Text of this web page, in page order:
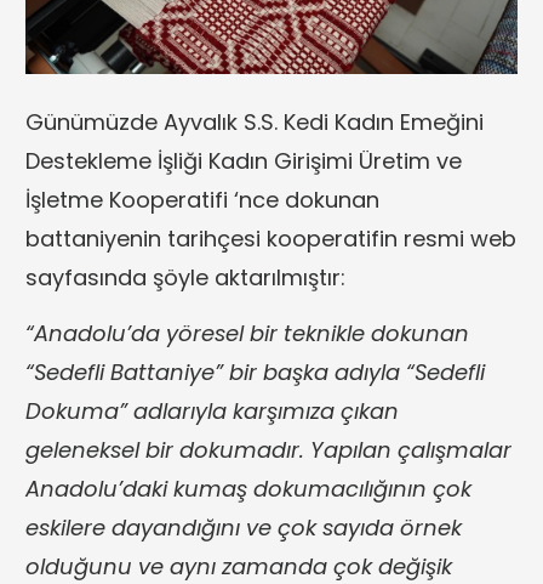
Günümüzde Ayvalık S.S. Kedi Kadın Emeğini
Destekleme İşliği Kadın Girişimi Üretim ve
İşletme Kooperatifi ‘nce dokunan
battaniyenin tarihçesi kooperatifin resmi web
sayfasında şöyle aktarılmıştır:
“Anadolu’da yöresel bir teknikle dokunan
“Sedefli Battaniye” bir başka adıyla “Sedefli
Dokuma” adlarıyla karşımıza çıkan
geleneksel bir dokumadır. Yapılan çalışmalar
Anadolu’daki kumaş dokumacılığının çok
eskilere dayandığını ve çok sayıda örnek
olduğunu ve aynı zamanda çok değişik